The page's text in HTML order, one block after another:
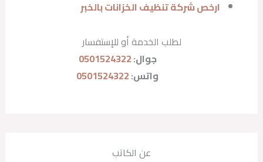
ارخص شركة تنظيف الخزانات بالخبر
لطلب الخدمة أو للإستفسار
جوال:0501524322
واتس:0501524322
عن الكاتب